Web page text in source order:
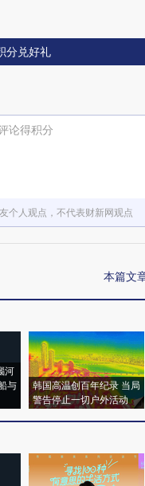
分兑好礼
论得积分
个人观点，不代表财新网观点
本篇文
河
与
韩国高温创百年纪录 当局
警告停止一切户外活动